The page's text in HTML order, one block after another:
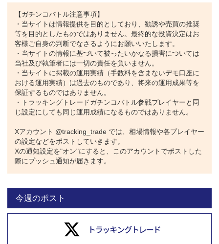
【ガチンコバトル注意事項】
・当サイトは情報提供を目的としており、勧誘や売買の推奨
等を目的としたものではありません。最終的な投資決定はお
客様ご自身の判断でなさるようにお願いいたします。
・当サイトの情報に基づいて被ったいかなる損害については
当社及び執筆者には一切の責任を負いません。
・当サイトに掲載の運用実績（手数料を含まないデモ口座に
おける運用実績）は過去のものであり、将来の運用成果等を
保証するものではありません。
・トラッキングトレードガチンコバトル参戦プレイヤーと同
じ設定にしても同じ運用成績になるものではありません。
Xアカウント @tracking_trade では、相場情報や各プレイヤー
の設定などをポストしていきます。
Xの通知設定を"オン"にすると、このアカウントでポストした
際にプッシュ通知が届きます。
今週のポスト